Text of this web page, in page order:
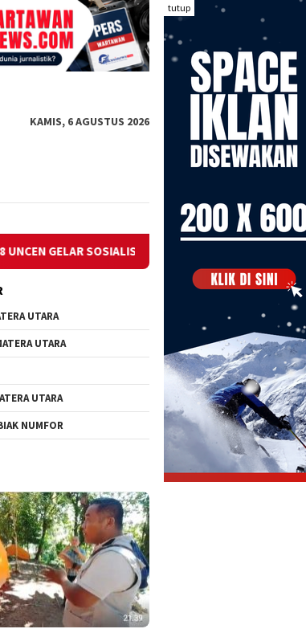
tutup
KAMIS, 6 AGUSTUS 2026
KESEHATAN DI KAMPUNG MANTEMBU: TEKAN
UTARA
UTARA
UTARA
NUMFOR